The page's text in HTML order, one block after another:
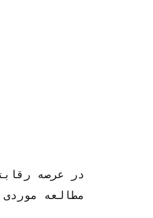
در عرصه رقابتی تجارت بین‌الملل، شرکت‌ها اغلب با چالش‌های بی‌شماری از موانع نظارتی گرفته تا پیچیدگی‌های لجستیکی مواجه هستند. با این حال، در میان این چالش‌ها، کسب‌وکارهای متعددی انعطاف‌پذیری، نبوغ و سازگاری را نشان داده‌اند و به
مطالعه موردی 1: تعالی مهندسی